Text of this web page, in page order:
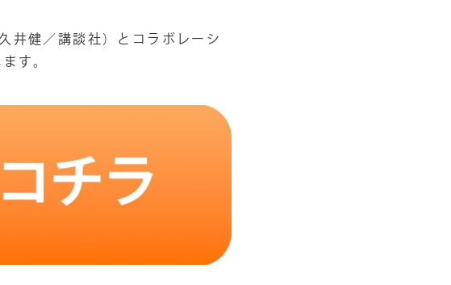
井健／講談社）とコラボレーシ
す。